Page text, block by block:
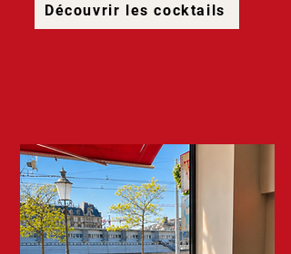
Découvrir les cocktails